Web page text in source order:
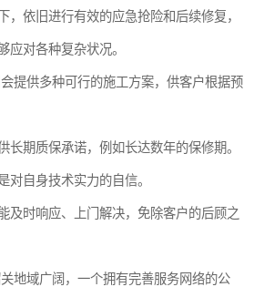
，依旧进行有效的应急抢险和后续修复，
应对各种复杂状况。
提供多种可行的施工方案，供客户根据预
长期质保承诺，例如长达数年的保修期。
对自身技术实力的自信。
及时响应、上门解决，免除客户的后顾之
地域广阔，一个拥有完善服务网络的公